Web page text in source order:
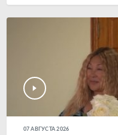
07 АВГУСТА 2026